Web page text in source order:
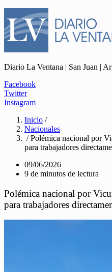
Diario La Ventana | San Juan |
Facebook
Twitter
Instagram
Inicio /
Nacionales
/ Polémica nacional por
para trabajadores
09/06/2026
9 de minutos de lectura
Polémica nacional por
para trabajadores